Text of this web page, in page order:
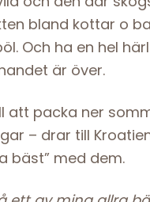
bland kottar o
Och ha en hel
är över.
att packa ner
– drar till
bäst” med dem.